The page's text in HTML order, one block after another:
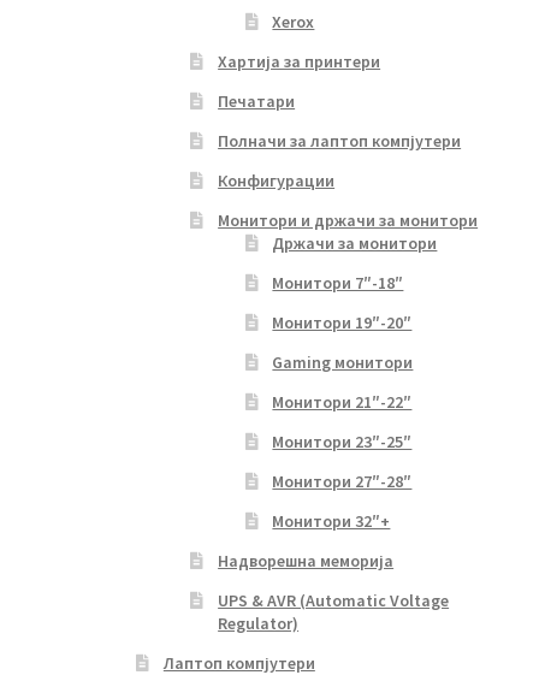
Xerox
Хартија за принтери
Печатари
Полначи за лаптоп компјутери
Конфигурации
Монитори и држачи за монитори
Држачи за монитори
Монитори 7″-18″
Монитори 19″-20″
Gaming монитори
Монитори 21″-22″
Монитори 23″-25″
Монитори 27″-28″
Монитори 32″+
Надворешна меморија
UPS & AVR (Automatic Voltage
Regulator)
Лаптоп компјутери